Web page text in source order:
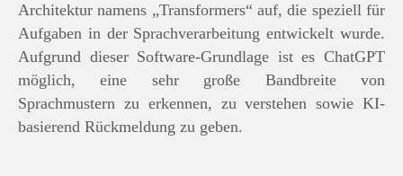
Architektur namens „Transformers“ auf, die speziell für
Aufgaben in der Sprachverarbeitung entwickelt wurde.
Aufgrund dieser Software-Grundlage ist es ChatGPT
möglich, eine sehr große Bandbreite von
Sprachmustern zu erkennen, zu verstehen sowie KI-
basierend Rückmeldung zu geben.